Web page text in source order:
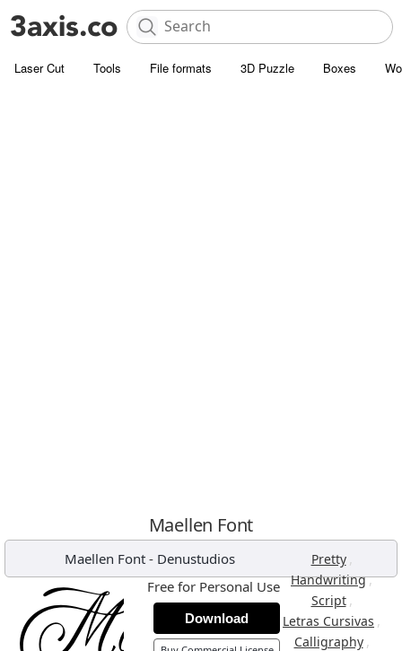
Laser Cut Tools File formats 3D Puzzle Boxes
Maellen Font
Maellen Font- Denustudios Pretty ,
Handwriting,
Script ,
Letras Cursivas ,
Calligraphy ,
Free for Personal Use
Download